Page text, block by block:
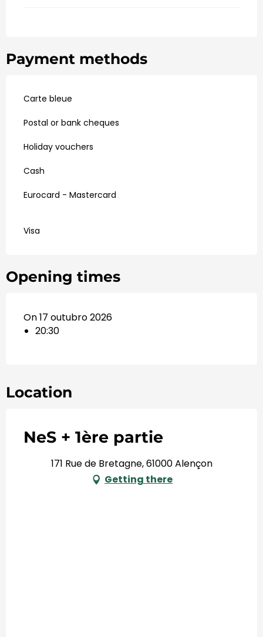
Payment methods
Carte bleue
Postal or bank cheques
Holiday vouchers
Cash
Eurocard - Mastercard
Visa
Opening times
On 17 outubro 2026
20:30
Location
NeS + 1ère partie
171 Rue de Bretagne, 61000 Alençon
Getting there